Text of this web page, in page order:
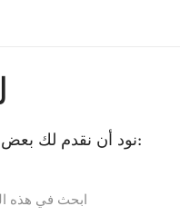
نود أن نقدم لك بعض البدائل بينما نقوم بإصلاح الخطأ:
ابحث في هذه